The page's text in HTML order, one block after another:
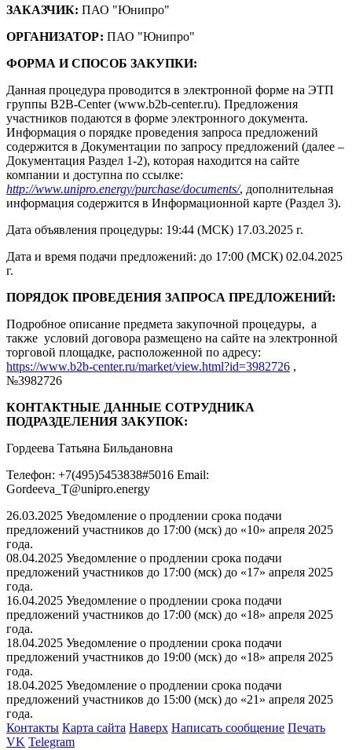
ЗАКАЗЧИК: ПАО "Юнипро"
ОРГАНИЗАТОР: ПАО "Юнипро"
ФОРМА И СПОСОБ ЗАКУПКИ:
Данная процедура проводится в электронной форме на ЭТП
группы B2B-Center (www.b2b-center.ru). Предложения
участников подаются в форме электронного документа.
Информация о порядке проведения запроса предложений
содержится в Документации по запросу предложений (далее –
Документация Раздел 1-2), которая находится на сайте
компании и доступна по ссылке:
http://www.unipro.energy/purchase/documents/, дополнительная
информация содержится в Информационной карте (Раздел 3).
Дата объявления процедуры: 19:44 (МСК) 17.03.2025 г.
Дата и время подачи предложений: до 17:00 (МСК) 02.04.2025
г.
ПОРЯДОК ПРОВЕДЕНИЯ ЗАПРОСА ПРЕДЛОЖЕНИЙ:
Подробное описание предмета закупочной процедуры, а
также условий договора размещено на сайте на электронной
торговой площадке, расположенной по адресу:
https://www.b2b-center.ru/market/view.html?id=3982726 ,
№3982726
КОНТАКТНЫЕ ДАННЫЕ СОТРУДНИКА
ПОДРАЗДЕЛЕНИЯ ЗАКУПОК:
Гордеева Татьяна Бильдановна
Телефон: +7(495)5453838#5016 Email:
Gordeeva_T@unipro.energy
26.03.2025 Уведомление о продлении срока подачи
предложений участников до 17:00 (мск) до «10» апреля 2025
года.
08.04.2025 Уведомление о продлении срока подачи
предложений участников до 17:00 (мск) до «17» апреля 2025
года.
16.04.2025 Уведомление о продлении срока подачи
предложений участников до 17:00 (мск) до «18» апреля 2025
года.
18.04.2025 Уведомление о продлении срока подачи
предложений участников до 19:00 (мск) до «18» апреля 2025
года.
18.04.2025 Уведомление о продлении срока подачи
предложений участников до 15:00 (мск) до «21» апреля 2025
года.
Контакты Карта сайта Наверх Написать сообщение Печать
VK Telegram